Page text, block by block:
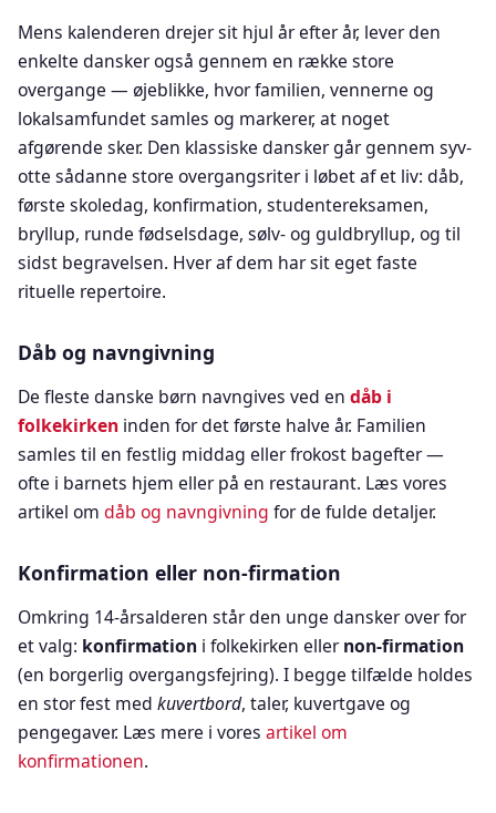
Mens kalenderen drejer sit hjul år efter år, lever den
enkelte dansker også gennem en række store
overgange — øjeblikke, hvor familien, vennerne og
lokalsamfundet samles og markerer, at noget
afgørende sker. Den klassiske dansker går gennem syv-
otte sådanne store overgangsriter i løbet af et liv: dåb,
første skoledag, konfirmation, studentereksamen,
bryllup, runde fødselsdage, sølv- og guldbryllup, og til
sidst begravelsen. Hver af dem har sit eget faste
rituelle repertoire.
Dåb og navngivning
De fleste danske børn navngives ved en dåb i
folkekirken inden for det første halve år. Familien
samles til en festlig middag eller frokost bagefter —
ofte i barnets hjem eller på en restaurant. Læs vores
artikel om dåb og navngivning for de fulde detaljer.
Konfirmation eller non-firmation
Omkring 14-årsalderen står den unge dansker over for
et valg: konfirmation i folkekirken ellernon-firmation
(en borgerlig overgangsfejring). I begge tilfælde holdes
en stor fest med kuvertbord, taler, kuvertgave og
pengegaver. Læs mere i vores artikel om
konfirmationen.